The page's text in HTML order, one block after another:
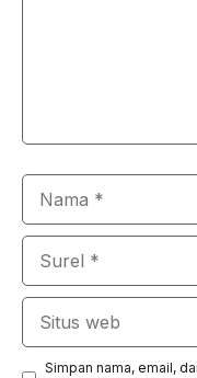
Simpan nama, email,